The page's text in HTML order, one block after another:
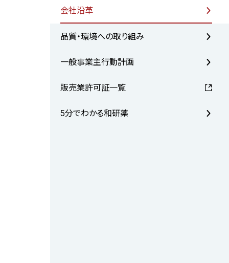
会社沿革
品質・環境への取り組み
一般事業主行動計画
販売業許可証一覧
5分でわかる和研薬